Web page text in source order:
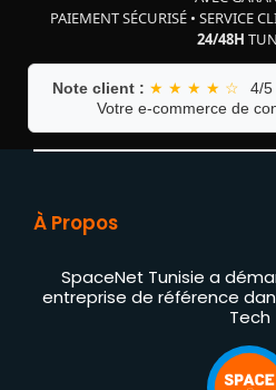
PAIEMENT SÉCURISÉ • SERVICE
24/48H
Note client : ★ ★ ★ ★ ☆
4/5
Votre e-commerce de
À Propos
SpaceNet Tunisie a
entreprise de référence
Tech